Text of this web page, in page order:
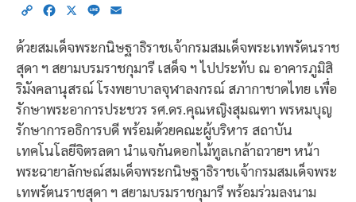
Copy Facebook
X Line
ด้วยสมเด็จพระกนิษฐาธิราชเจ้ากรมสมเด็จพระเทพรัตนราช
สุดา ฯ สยามบรมราชกุมารี เสด็จ ฯ ไปประทับ ณ อาคารภูมิสิ
ริมังคลานุสรณ์ โรงพยาบาลจุฬาลงกรณ์ สภากาชาดไทย เพื่อ
รักษาพระอาการประชวร รศ.ดร.คุณหญิงสุมณฑา พรหมบุญ
รักษาการอธิการบดี พร้อมด้วยคณะผู้บริหาร สถาบัน
เทคโนโลยีจิตรลดา นำแจกันดอกไม้ทูลเกล้าถวายฯ หน้า
พระฉายาลักษณ์สมเด็จพระกนิษฐาธิราชเจ้ากรมสมเด็จพระ
เทพรัตนราชสุดา ฯ สยามบรมราชกุมารี พร้อมร่วมลงนาม